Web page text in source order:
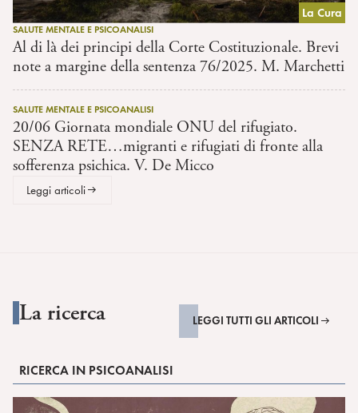
La Cura
SALUTE MENTALE E PSICOANALISI
Al di là dei principi della Corte Costituzionale. Brevi
note a margine della sentenza 76/2025. M. Marchetti
SALUTE MENTALE E PSICOANALISI
20/06 Giornata mondiale ONU del rifugiato.
SENZA RETE…migranti e rifugiati di fronte alla
sofferenza psichica. V. De Micco
Leggi articoli
La ricerca LEGGI TUTTI GLI ARTICOLI
RICERCA IN PSICOANALISI